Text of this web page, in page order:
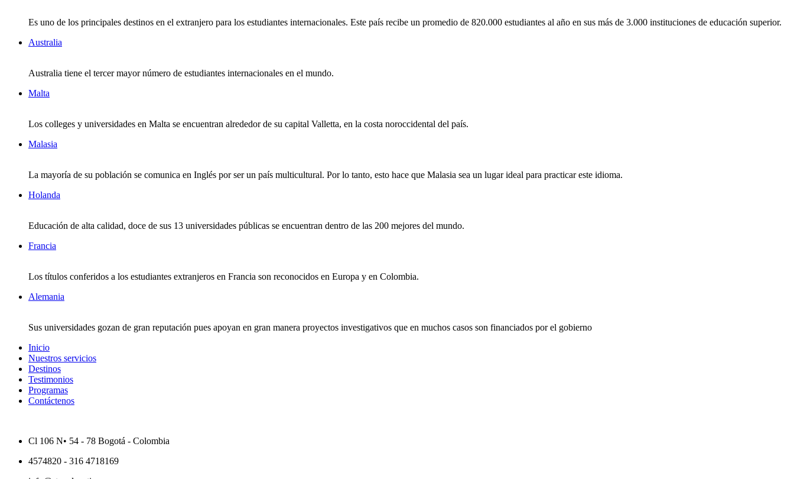
Es uno de los principales destinos en el extranjero para los estudiantes internacionales. Este país recibe un promedio de 820.000 estudiantes al año en sus más de 3.000 instituciones de educación superior.
Australia
Australia tiene el tercer mayor número de estudiantes internacionales en el mundo.
Malta
Los colleges y universidades en Malta se encuentran alrededor de su capital Valletta, en la costa noroccidental del país.
Malasia
La mayoría de su población se comunica en Inglés por ser un país multicultural. Por lo tanto, esto hace que Malasia sea un lugar ideal para practicar este idioma.
Holanda
Educación de alta calidad, doce de sus 13 universidades públicas se encuentran dentro de las 200 mejores del mundo.
Francia
Los títulos conferidos a los estudiantes extranjeros en Francia son reconocidos en Europa y en Colombia.
Alemania
Sus universidades gozan de gran reputación pues apoyan en gran manera proyectos investigativos que en muchos casos son financiados por el gobierno
Inicio
Nuestros servicios
Destinos
Testimonios
Programas
Contáctenos
Cl 106 N• 54 - 78 Bogotá - Colombia
4574820 - 316 4718169